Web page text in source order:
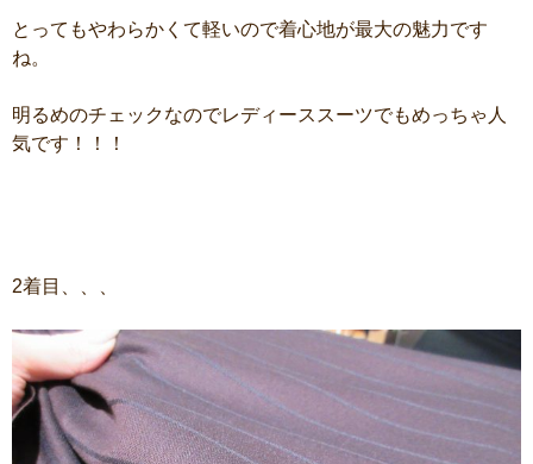
とってもやわらかくて軽いので着心地が最大の魅力です
ね。
明るめのチェックなのでレディーススーツでもめっちゃ人
気です！！！
2着目、、、